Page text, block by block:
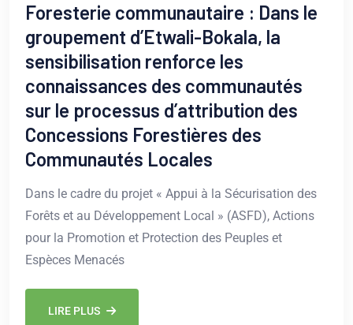
Foresterie communautaire : Dans le
groupement d’Etwali-Bokala, la
sensibilisation renforce les
connaissances des communautés
sur le processus d’attribution des
Concessions Forestières des
Communautés Locales
Dans le cadre du projet « Appui à la Sécurisation des
Forêts et au Développement Local » (ASFD), Actions
pour la Promotion et Protection des Peuples et
Espèces Menacés
LIRE PLUS